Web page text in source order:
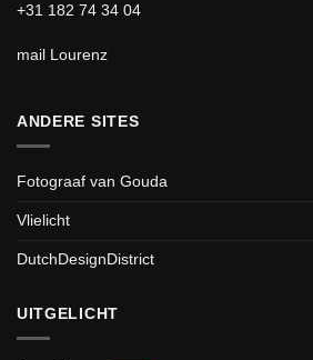
+31 182 74 34 04
mail Lourenz
ANDERE SITES
Fotograaf van Gouda
Vlielicht
DutchDesignDistrict
UITGELICHT